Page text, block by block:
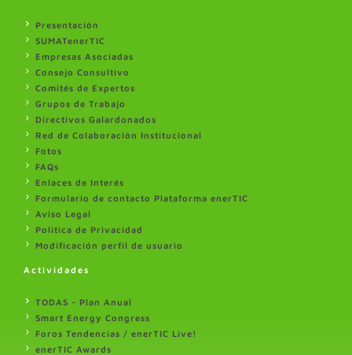
Presentación
SUMATenerTIC
Empresas Asociadas
Consejo Consultivo
Comités de Expertos
Grupos de Trabajo
Directivos Galardonados
Red de Colaboración Institucional
Fotos
FAQs
Enlaces de Interés
Formulario de contacto Plataforma enerTIC
Aviso Legal
Politica de Privacidad
Modificación perfil de usuario
Actividades
TODAS - Plan Anual
Smart Energy Congress
Foros Tendencias / enerTIC Live!
enerTIC Awards